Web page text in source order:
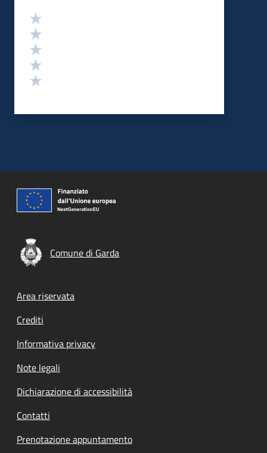
Valutazione
Comune di Garda
Footer menu
Area riservata
Crediti
Informativa privacy
Note legali
Dichiarazione di accessibilità
Contatti
Prenotazione appuntamento